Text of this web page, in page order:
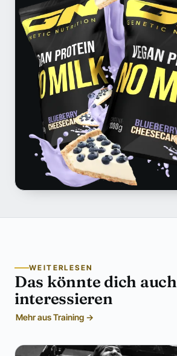
WEITERLESEN
Das könnte dich auch
interessieren
Mehr aus Training →